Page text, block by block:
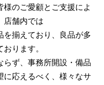
様のご愛顧とご支援によ
店舗内では
を揃えており、良品が多
ります。
らず、事務所開設・備品
に応えるべく、様々なサ